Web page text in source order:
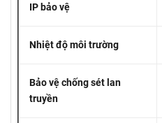
IP bảo vệ
Nhiệt độ môi trường
Bảo vệ chống sét lan
truyền